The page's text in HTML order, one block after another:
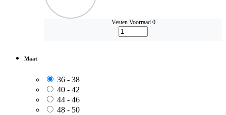
Vesten Voorraad 0
Maat
36 - 38
40 - 42
44 - 46
48 - 50